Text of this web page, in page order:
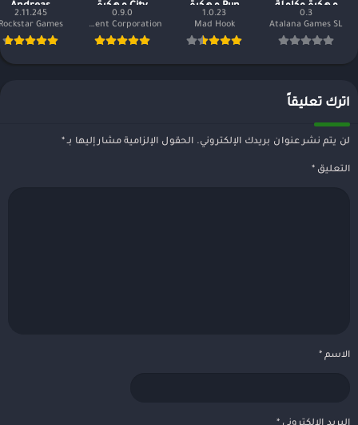
مهكرة وكاملة
للاندرويد
0.3
Atalana Games SL
Run مهكرة
وكاملة 2023
1.0.23
Mad Hook
City مهكرة
أموال لا نهاية
0.9.0
Rovio Entertainment Corporation
Andreas
2.11.245
Games
اترك تعليقاً
لن يتم نشر عنوان بريدك الإلكتروني. الحقول الإلزامية مشار إليها بـ*
التعليق *
الاسم *